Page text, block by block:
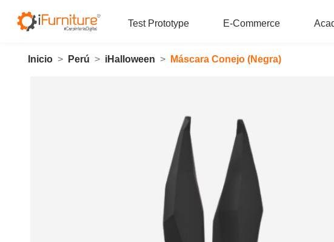
Test Prototype E-Commerce
Inicio Perú iHalloween Máscara Conejo (Negra)